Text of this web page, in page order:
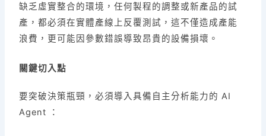
缺乏虛實整合的環境，任何製程的調整或新產品的試
產，都必須在實體產線上反覆測試，這不僅造成產能
浪費，更可能因參數錯誤導致昂貴的設備損壞。
關鍵切入點
要突破決策瓶頸，必須導入具備自主分析能力的 AI
Agent ：